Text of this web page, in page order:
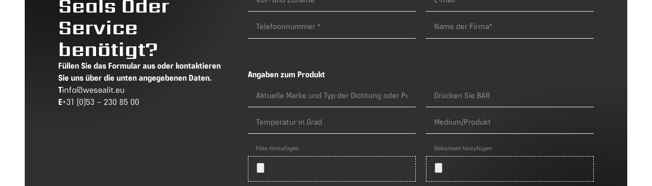
Seals Oder
Service
benötigt?
Füllen Sie das Formular aus oder kontaktieren
Sie uns über die unten angegebenen Daten.
Tinfo@wesealit.eu
E+31 (0)53 – 230 85 00
Angaben zum Produkt
Foto hinzufügen Dokument hinzufügen